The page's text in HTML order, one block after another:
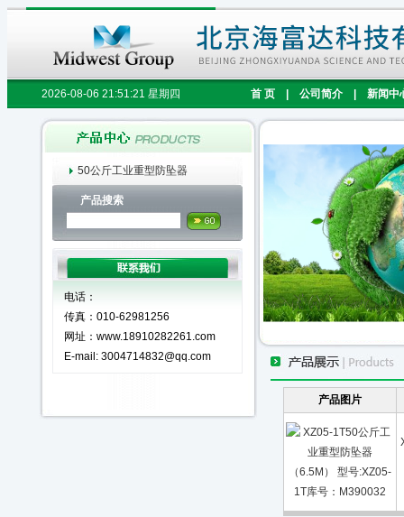
2026-08-06 21:51:21 星期四 首 页 公司简介 新闻中
50公斤工业重型防坠器
产品搜索
电话：
传真：010-62981256
网址：www.18910282261.com
E-mail: 3004714832@qq.com
产品图片